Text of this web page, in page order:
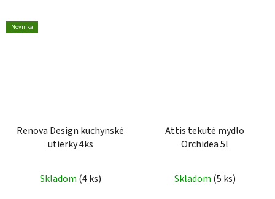
Novinka
Renova Design kuchynské
utierky 4ks
Skladom (4 ks)
Attis tekuté mydlo
Orchidea 5l
Skladom (5 ks)